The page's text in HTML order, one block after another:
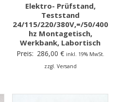
Elektro- Prüfstand,
Teststand
24/115/220/380V,=/50/400
hz Montagetisch,
Werkbank, Labortisch
Preis: 286,00 € inkl. 19% MwSt.
zzgl. Versand